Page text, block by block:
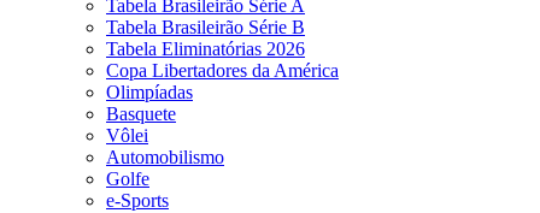
Tabela Brasileirão Série A
Tabela Brasileirão Série B
Tabela Eliminatórias 2026
Copa Libertadores da América
Olimpíadas
Basquete
Vôlei
Automobilismo
Golfe
e-Sports